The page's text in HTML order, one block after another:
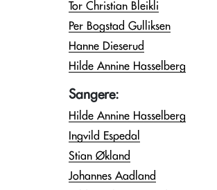
Tor Christian Bleikli
Per Bogstad Gulliksen
Hanne Dieserud
Hilde Annine Hasselberg
Sangere:
Hilde Annine Hasselberg
Ingvild Espedal
Stian Økland
Johannes Aadland